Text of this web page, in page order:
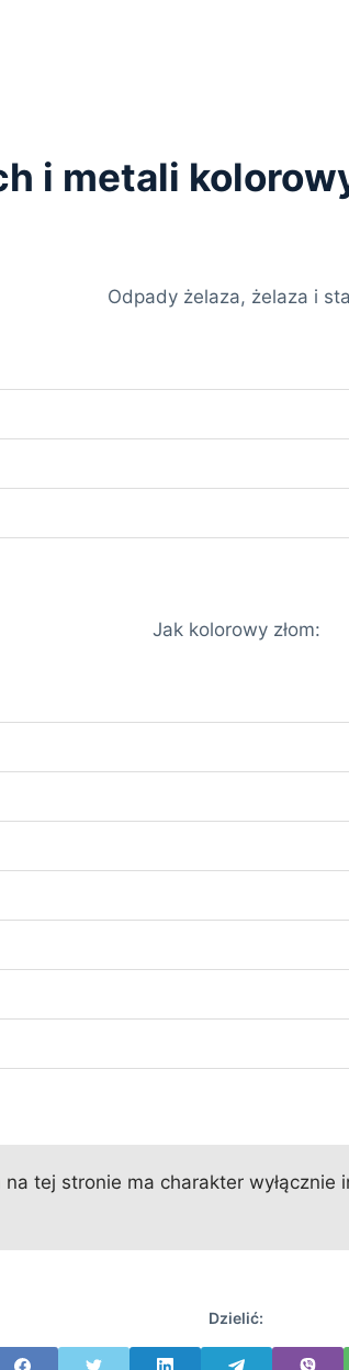
i metali
Odpady żelaza, żelaza i
Jak kolorowy złom:
tej stronie ma charakter
Dzielić: